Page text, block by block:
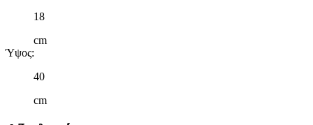
18
cm
Ύψος:
40
cm